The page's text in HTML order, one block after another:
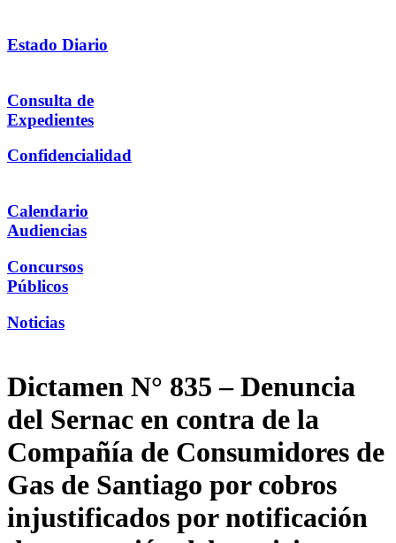
Estado Diario
Consulta de
Expedientes
Confidencialidad
Calendario
Audiencias
Concursos
Públicos
Noticias
Dictamen N° 835 – Denuncia
del Sernac en contra de la
Compañía de Consumidores de
Gas de Santiago por cobros
injustificados por notificación